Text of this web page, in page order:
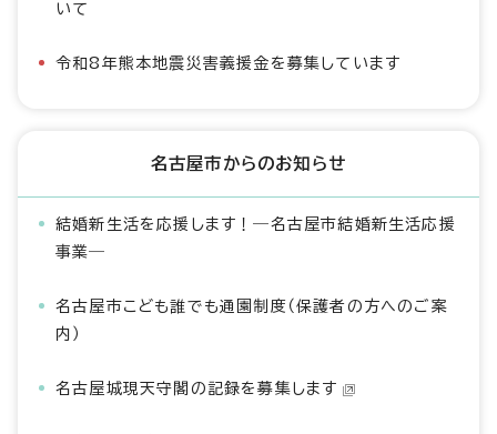
いて
令和8年熊本地震災害義援金を募集しています
名古屋市からのお知らせ
結婚新生活を応援します！―名古屋市結婚新生活応援
事業―
名古屋市こども誰でも通園制度（保護者の方へのご案
内）
名古屋城現天守閣の記録を募集します